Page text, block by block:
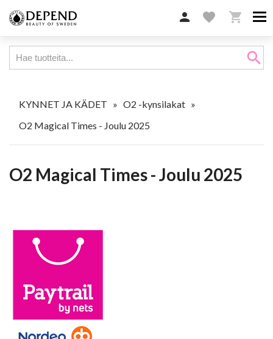
 favorite 
search
KYNNET JA KÄDET » O2 -kynsilakat »
O2 Magical Times - Joulu 2025
O2 Magical Times - Joulu 2025